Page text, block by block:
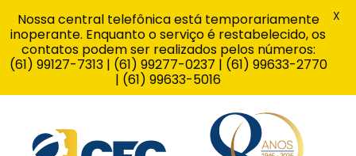
Nossa central telefônica está temporariamente
inoperante. Enquanto o serviço é restabelecido, os
contatos podem ser realizados pelos números:
(61) 99127-7313 | (61) 99277-0237 | (61) 99633-2770
| (61) 99633-5016
X